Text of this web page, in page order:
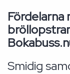
Smidig